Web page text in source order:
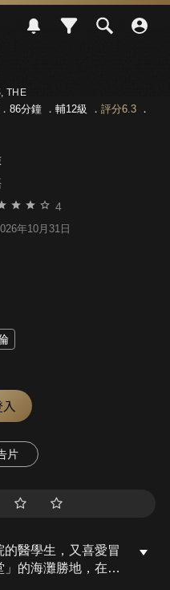
THE
86分鐘 ． 輔12級 ． 評分6.3．
4
年10月31日
片
醫學生，又喜愛冒
的海灘勝地，在一